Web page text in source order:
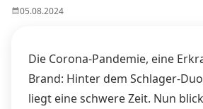
05.08.2024
Die Corona-Pandemie, eine
Brand: Hinter dem Schlager-
liegt eine schwere Zeit. Nun